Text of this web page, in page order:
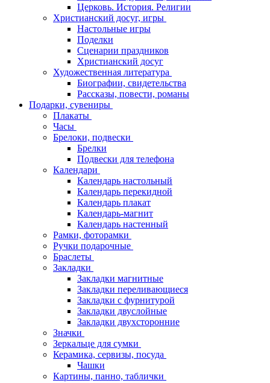
Церковь. История. Религии
Христианский досуг, игры
Настольные игры
Поделки
Сценарии праздников
Христианский досуг
Художественная литература
Биографии, свидетельства
Рассказы, повести, романы
Подарки, сувениры
Плакаты
Часы
Брелоки, подвески
Брелки
Подвески для телефона
Календари
Календарь настольный
Календарь перекидной
Календарь плакат
Календарь-магнит
Календарь настенный
Рамки, фоторамки
Ручки подарочные
Браслеты
Закладки
Закладки магнитные
Закладки переливающиеся
Закладки с фурнитурой
Закладки двуслойные
Закладки двухсторонние
Значки
Зеркальце для сумки
Керамика, сервизы, посуда
Чашки
Картины, панно, таблички